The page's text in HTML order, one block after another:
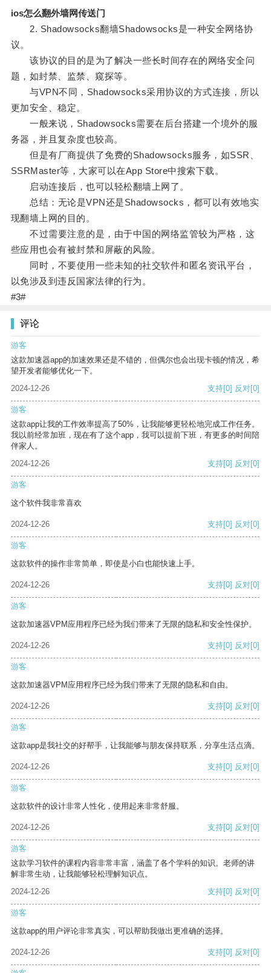
ios怎么翻外墙网传送门
2. Shadowsocks翻墙Shadowsocks是一种安全网络协
议。
该协议的目的是为了解决一些长时间存在的网络安全问
题，如封禁、监禁、窥探等。
与VPN不同，Shadowsocks采用协议的方式连接，所以
更加安全、稳定。
一般来说，Shadowsocks需要在后台搭建一个境外的服
务器，并且复杂度也较高。
但是有厂商提供了免费的Shadowsocks服务，如SSR、
SSRMaster等，大家可以在App Store中搜索下载。
启动连接后，也可以轻松翻墙上网了。
总结：无论是VPN还是Shadowsocks，都可以有效地实
现翻墙上网的目的。
不过需要注意的是，由于中国的网络监管较为严格，这
些应用也会有被封禁和屏蔽的风险。
同时，不要使用一些未知的社交软件和匿名资讯平台，
以免涉及到违反国家法律的行为。
#3#
评论
游客
这款加速器app的加速效果还是不错的，但偶尔也会出现卡顿的情况，希
望开发者能够优化一下。
2024-12-26
支持[0] 反对[0]
游客
这款app让我的工作效率提高了50%，让我能够更轻松地完成工作任务。
我以前经常加班，现在有了这个app，我可以提前下班，有更多的时间陪
伴家人。
2024-12-26
支持[0] 反对[0]
游客
这个软件我非常喜欢
2024-12-26 支持[0] 反对[0]
游客
这款软件的操作非常简单，即使是小白也能快速上手。
2024-12-26 支持[0] 反对[0]
游客
这款加速器VPM应用程序已经为我们带来了无限的隐私和安全性保护。
2024-12-26 支持[0] 反对[0]
游客
这款加速器VPM应用程序已经为我们带来了无限的隐私和自由。
2024-12-26 支持[0] 反对[0]
游客
这款app是我社交的好帮手，让我能够与朋友保持联系，分享生活点滴。
2024-12-26 支持[0] 反对[0]
游客
这款软件的设计非常人性化，使用起来非常舒服。
2024-12-26 支持[0] 反对[0]
游客
这款学习软件的课程内容非常丰富，涵盖了各个学科的知识。老师的讲
解非常生动，让我能够轻松理解知识点。
2024-12-26
支持[0] 反对[0]
游客
这款app的用户评论非常真实，可以帮助我做出更准确的选择。
2024-12-26 支持[0] 反对[0]